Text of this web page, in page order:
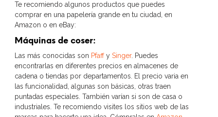
Te recomiendo algunos productos que puedes
comprar en una papelería grande en tu ciudad, en
Amazon o en eBay:
Máquinas de coser:
Las más conocidas son Pfaffy Singer. Puedes
encontrarlas en diferentes precios en almacenes de
cadena o tiendas por departamentos. El precio varia en
las funcionalidad, algunas son básicas, otras traen
puntadas especiales. También varían si son de casa o
industriales. Te recomiendo visites los sitios web de las